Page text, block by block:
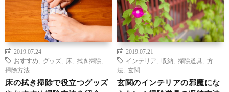
2019.07.24
おすすめ
グッズ 床 拭き掃除
掃除方法
床の拭き掃除で役立つグッズ
2019.07.21
インテリア
収納 掃除道具
方
法
玄関
玄関のインテリアの邪魔にな